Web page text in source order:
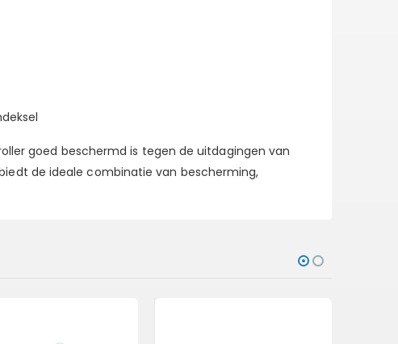
goed beschermd is tegen de uitdagingen van
de ideale combinatie van bescherming,